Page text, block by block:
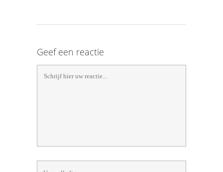
Geef een reactie